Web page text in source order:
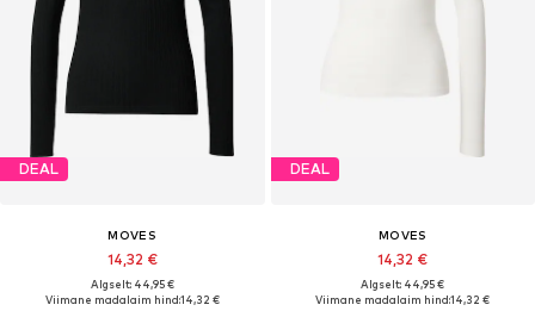
DEAL
MOVES
14,32 €
Algselt: 44,95 €
Viimane madalaim hind:14,32 €
DEAL
MOVES
14,32 €
Algselt: 44,95 €
Viimane madalaim hind:14,32 €